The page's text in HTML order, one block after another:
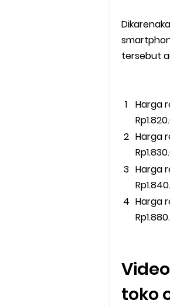
tersebut
Harga
Harga
Harga
Harga
toko